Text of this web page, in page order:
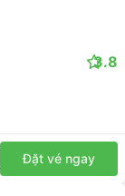
3.8
Đặt vé ngay